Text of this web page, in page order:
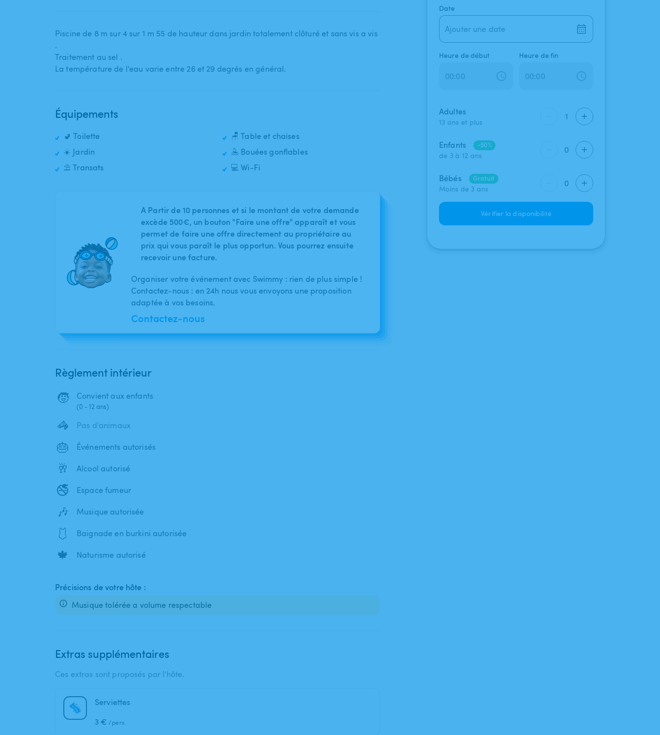
Piscine de 8 m sur 4 sur 1 m 55 de hauteur dans jardin totalement clôturé et sans vis a vis
.
Traitement au sel .
La température de l'eau varie entre 26 et 29 degrés en général.
Équipements
🚽 Toilette
☀️ Jardin
⛱️ Transats
🪑 Table et chaises
🤽 Bouées gonflables
💻 Wi-Fi
A Partir de 10 personnes et si le montant de votre demande
excède 500€, un bouton "Faire une offre" apparaît et vous
permet de faire une offre directement au propriétaire au
prix qui vous paraît le plus opportun. Vous pourrez ensuite
recevoir une facture.
Organiser votre événement avec Swimmy : rien de plus simple !
Contactez-nous : en 24h nous vous envoyons une proposition
adaptée à vos besoins.
Contactez-nous
Règlement intérieur
🧒 Convient aux enfants
(0 - 12 ans)
🦓 Pas d'animaux
🎂 Événements autorisés
🥂 Alcool autorisé
🚭 Espace fumeur
🎶 Musique autorisée
🩱 Baignade en burkini autorisée
🍁 Naturisme autorisé
Précisions de votre hôte :
Musique tolérée a volume respectable
Extras supplémentaires
Ces extras sont proposés par l'hôte.
Serviettes
3 € /pers.
Date
Ajouter une date
Heure de début Heure de fin
Adultes
13 ans et plus
1
Enfants
-50%
de 3 à 12 ans
0
Bébés
Gratuit
Moins de 3 ans
0
Vérifier la disponibilité